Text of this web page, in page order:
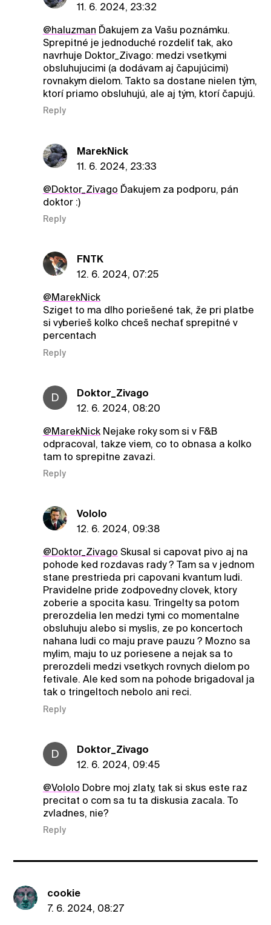
11. 6. 2024, 23:32
@haluzman Ďakujem za Vašu poznámku.
Sprepitné je jednoduché rozdeliť tak, ako
navrhuje Doktor_Zivago: medzi vsetkymi
obsluhujucimi (a dodávam aj čapujúcimi)
rovnakym dielom. Takto sa dostane nielen tým,
ktorí priamo obsluhujú, ale aj tým, ktorí čapujú.
Reply
MarekNick
11. 6. 2024, 23:33
@Doktor_Zivago Ďakujem za podporu, pán
doktor :)
Reply
FNTK
12. 6. 2024, 07:25
@MarekNick
Sziget to ma dlho poriešené tak, že pri platbe
si vyberieš kolko chceš nechať sprepitné v
percentach
Reply
D
Doktor_Zivago
12. 6. 2024, 08:20
@MarekNickNejake roky som si v F&B
odpracoval, takze viem, co to obnasa a kolko
tam to sprepitne zavazi.
Reply
Vololo
12. 6. 2024, 09:38
@Doktor_Zivago Skusal si capovat pivo aj na
pohode ked rozdavas rady ? Tam sa v jednom
stane prestrieda pri capovani kvantum ludi.
Pravidelne pride zodpovedny clovek, ktory
zoberie a spocita kasu. Tringelty sa potom
prerozdelia len medzi tymi co momentalne
obsluhuju alebo si myslis, ze po koncertoch
nahana ludi co maju prave pauzu ? Mozno sa
mylim, maju to uz poriesene a nejak sa to
prerozdeli medzi vsetkych rovnych dielom po
fetivale. Ale ked som na pohode brigadoval ja
tak o tringeltoch nebolo ani reci.
Reply
D
Doktor_Zivago
12. 6. 2024, 09:45
@Vololo Dobre moj zlaty, tak si skus este raz
precitat o com sa tu ta diskusia zacala. To
zvladnes, nie?
Reply
cookie
7. 6. 2024, 08:27